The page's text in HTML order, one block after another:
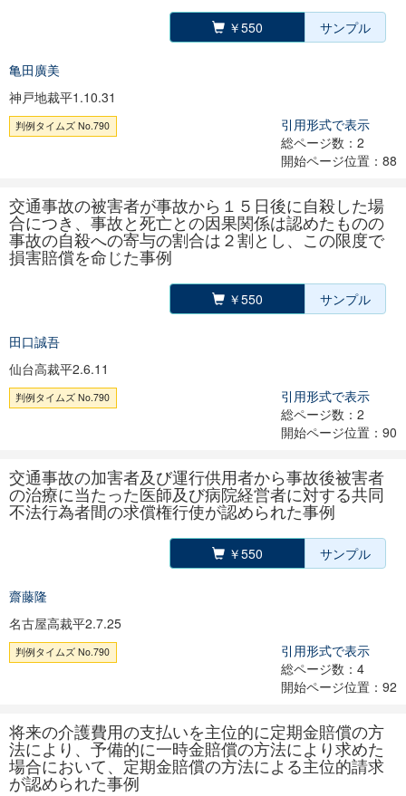
￥550 サンプル
亀田廣美
神戸地裁平1.10.31
判例タイムズ No.790
引用形式で表示
総ページ数：2
開始ページ位置：88
交通事故の被害者が事故から１５日後に自殺した場
合につき、事故と死亡との因果関係は認めたものの
事故の自殺への寄与の割合は２割とし、この限度で
損害賠償を命じた事例
￥550 サンプル
田口誠吾
仙台高裁平2.6.11
判例タイムズ No.790
引用形式で表示
総ページ数：2
開始ページ位置：90
交通事故の加害者及び運行供用者から事故後被害者
の治療に当たった医師及び病院経営者に対する共同
不法行為者間の求償権行使が認められた事例
￥550 サンプル
齋藤隆
名古屋高裁平2.7.25
判例タイムズ No.790
引用形式で表示
総ページ数：4
開始ページ位置：92
将来の介護費用の支払いを主位的に定期金賠償の方
法により、予備的に一時金賠償の方法により求めた
場合において、定期金賠償の方法による主位的請求
が認められた事例